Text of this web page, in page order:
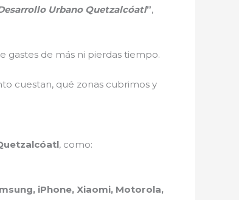
Urbano Quetzalcóatl”,
gastes de más ni pierdas tiempo.
cuestan, qué zonas cubrimos y
, como:
iPhone, Xiaomi, Motorola,